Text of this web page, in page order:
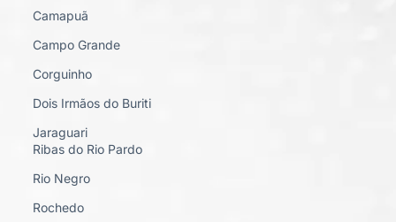
Camapuã
Campo Grande
Corguinho
Dois Irmãos do Buriti
Jaraguari
Ribas do Rio Pardo
Rio Negro
Rochedo